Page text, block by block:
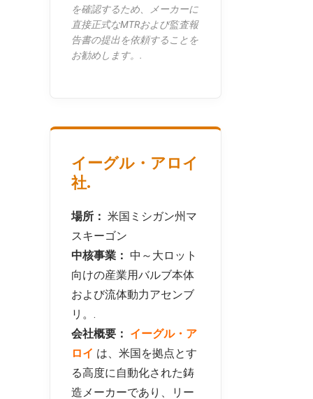
を確認するため、メーカーに
直接正式なMTRおよび監査報
告書の提出を依頼することを
お勧めします。.
イーグル・アロイ
社.
場所： 米国ミシガン州マ
スキーゴン
中核事業： 中～大ロット
向けの産業用バルブ本体
および流体動力アセンブ
リ。.
会社概要： イーグル・ア
ロイ は、米国を拠点とす
る高度に自動化された鋳
造メーカーであり、リー